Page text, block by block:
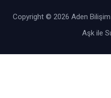
Copyright © 2026 Aden Bilişim
Aşk ile